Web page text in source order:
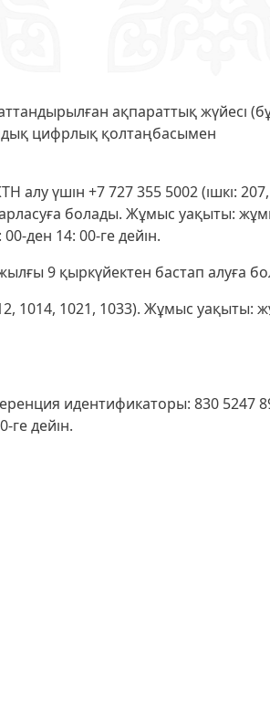
ақпараттық жүйесі
цифрлық қолтаңбасымен
үшін +7 727 355 5002 (ішкі:
болады. Жұмыс уақыты:
ден 14: 00-ге дейін.
9 қыркүйектен бастап алуға
1014, 1021, 1033). Жұмыс уақыты:
идентификаторы: 830 5247
ге дейін.